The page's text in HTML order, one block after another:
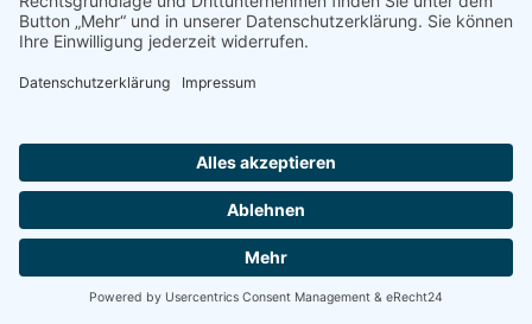
Zweck für die Datenspeicherung entfällt.
Zwingende gesetzliche Aufbewahrungspflichten
gesetzlich vorgeschriebenen Einwilligungen für
den Einsatz bestimmter Technologien
einzuholen. Rechtsgrundlage hierfür ist Art. 6
Auftragsverarbeitung
Wir haben einen Vertrag über